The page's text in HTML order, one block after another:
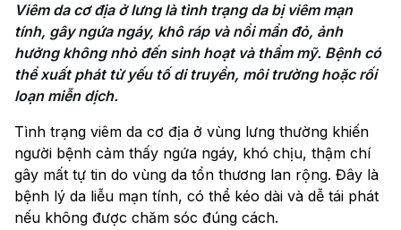
Viêm da cơ địa ở lưng là tình trạng da bị viêm mạn
tính, gây ngứa ngáy, khô ráp và nổi mẩn đỏ, ảnh
hưởng không nhỏ đến sinh hoạt và thẩm mỹ. Bệnh có
thể xuất phát từ yếu tố di truyền, môi trường hoặc rối
loạn miễn dịch.
Tình trạng viêm da cơ địa ở vùng lưng thường khiến
người bệnh cảm thấy ngứa ngáy, khó chịu, thậm chí
gây mất tự tin do vùng da tổn thương lan rộng. Đây là
bệnh lý da liễu mạn tính, có thể kéo dài và dễ tái phát
nếu không được chăm sóc đúng cách.